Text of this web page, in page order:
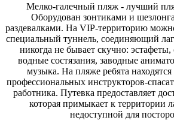
Мелко-галечный пляж - лучший
Оборудован зонтиками и
раздевалками. На VIP-территорию
специальный туннель, соединяющий
никогда не бывает скучно:
водные состязания, заводные
музыка. На пляже ребята
профессиональных инструкторов-
работника. Путевка предоставляет
которая примыкает к территории
недоступной для